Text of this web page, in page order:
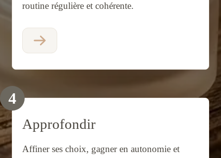
routine régulière et cohérente.
4
Approfondir
Affiner ses choix, gagner en autonomie et